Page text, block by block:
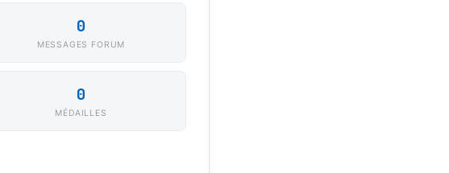
0
MESSAGES FORUM
0
MÉDAILLES